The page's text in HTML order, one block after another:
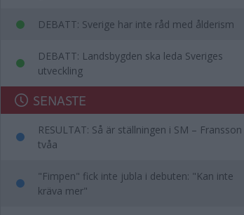
DEBATT: Sverige har inte råd med ålderism
DEBATT: Landsbygden ska leda Sveriges
utveckling
SENASTE
RESULTAT: Så är ställningen i SM – Fransson
tvåa
"Fimpen" fick inte jubla i debuten: "Kan inte
kräva mer"